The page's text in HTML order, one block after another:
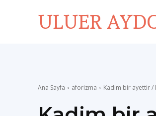
ULUER
Ana Sayfa aforizma Kadim bir ayettir /